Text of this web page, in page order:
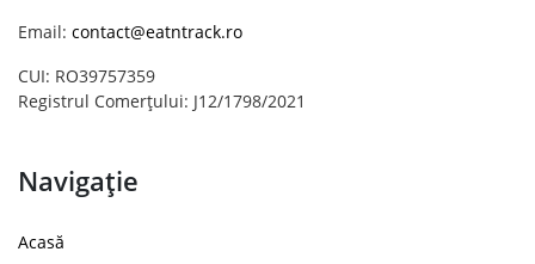
Email: contact@eatntrack.ro
CUI: RO39757359
Registrul Comerțului: J12/1798/2021
Navigație
Acasă